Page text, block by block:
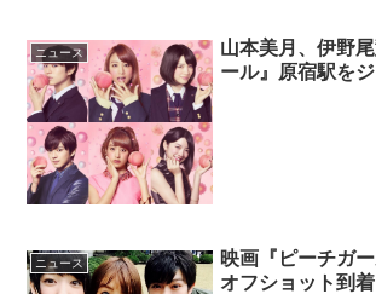
ニュース
山本美月、伊野
ール』原宿駅を
ニュース
映画『ピーチガ
オフショット到着